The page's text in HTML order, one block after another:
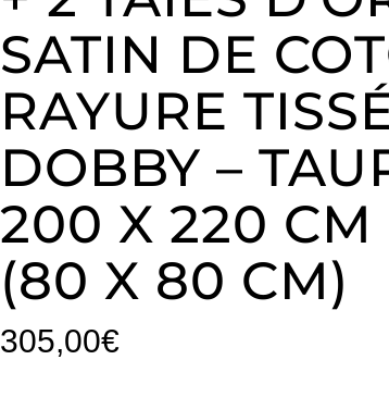
SATIN DE
RAYURE
DOBBY –
200 X 220 CM
(80 X 80 CM)
305,00€